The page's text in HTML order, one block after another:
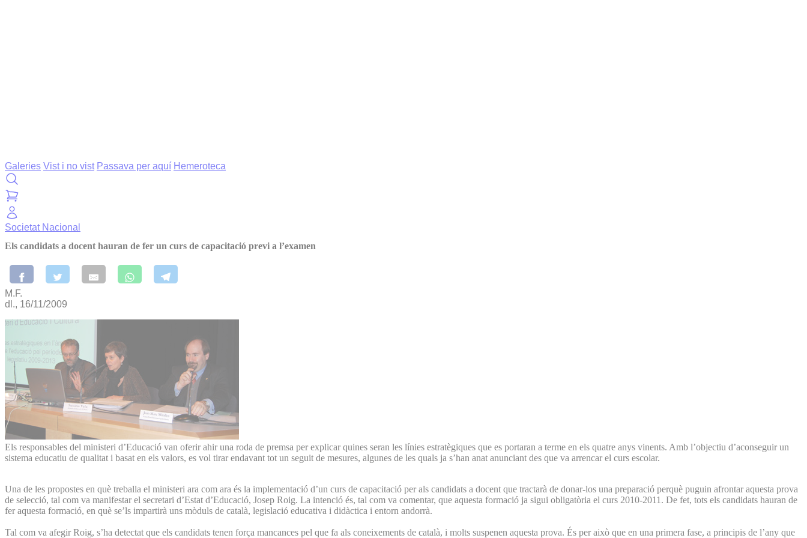
Galeries Vist i no vist Passava per aquí Hemeroteca
Societat Nacional
Els candidats a docent hauran de fer un curs de capacitació previ a l’examen
M.F.
dl., 16/11/2009
Els responsables del ministeri d’Educació van oferir ahir una roda de premsa per explicar quines seran les línies estratègiques que es portaran a terme en els quatre anys vinents. Amb l’objectiu d’aconseguir un
sistema educatiu de qualitat i basat en els valors, es vol tirar endavant tot un seguit de mesures, algunes de les quals ja s’han anat anunciant des que va arrencar el curs escolar.
Una de les propostes en què treballa el ministeri ara com ara és la implementació d’un curs de capacitació per als candidats a docent que tractarà de donar-los una preparació perquè puguin afrontar aquesta prova
de selecció, tal com va manifestar el secretari d’Estat d’Educació, Josep Roig. La intenció és, tal com va comentar, que aquesta formació ja sigui obligatòria el curs 2010-2011. De fet, tots els candidats hauran de
fer aquesta formació, en què se’ls impartirà uns mòduls de català, legislació educativa i didàctica i entorn andorrà.
Tal com va afegir Roig, s’ha detectat que els candidats tenen força mancances pel que fa als coneixements de català, i molts suspenen aquesta prova. És per això que en una primera fase, a principis de l’any que